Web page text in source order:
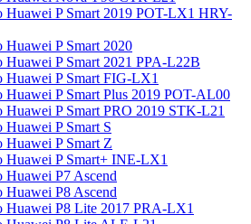
Huawei P Smart 2019 POT-LX1 HRY-
Huawei P Smart 2020
Huawei P Smart 2021 PPA-L22B
Huawei P Smart FIG-LX1
Huawei P Smart Plus 2019 POT-AL00
Huawei P Smart PRO 2019 STK-L21
Huawei P Smart S
Huawei P Smart Z
Huawei P Smart+ INE-LX1
Huawei P7 Ascend
Huawei P8 Ascend
Huawei P8 Lite 2017 PRA-LX1